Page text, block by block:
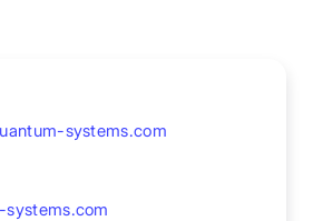
systems.com
systems.com